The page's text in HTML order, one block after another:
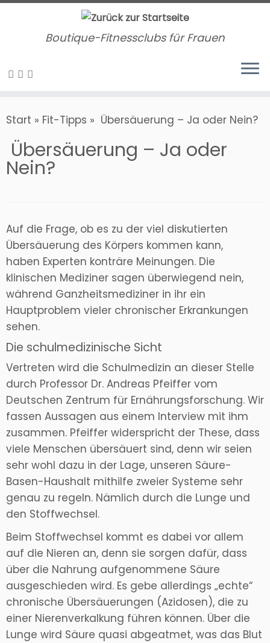
Zum
Boutique-Fitnessclubs für Frauen
Start » Fit-Tipps » ​ Übersäuerung – Ja oder Nein?
​ Übersäuerung – Ja oder
Nein?
Auf die Frage, ob es zu der viel diskutierten
Übersäuerung des Körpers kommen kann,
haben Experten konträre Meinungen. Die
klinischen Mediziner sagen überwiegend nein,
während Ganzheitsmediziner in ihr ein
Hauptproblem vieler chronischer Erkrankungen
sehen.
Die schulmedizinische Sicht
Vertreten wird die Schulmedizin an dieser Stelle
durch Professor Dr. Andreas Pfeiffer vom
Deutschen Zentrum für Ernährungsforschung. Wir
fassen Aussagen aus einem Interview mit ihm
zusammen. Pfeiffer widerspricht der These, dass
viele Menschen übersäuert sind, denn wir seien
sehr wohl dazu in der Lage, unseren Säure-
Basen-Haushalt mithilfe zweier Systeme sehr
genau zu regeln. Nämlich durch die Lunge und
den Stoffwechsel.
Beim Stoffwechsel kommt es dabei vor allem
auf die Nieren an, denn sie sorgen dafür, dass
über die Nahrung aufgenommene Säure
ausgeschieden wird. Es gebe allerdings „echte“
chronische Übersäuerungen (Azidosen), die zu
einer Nierenverkalkung führen können. Über die
Lunge wird Säure quasi abgeatmet, was das Blut